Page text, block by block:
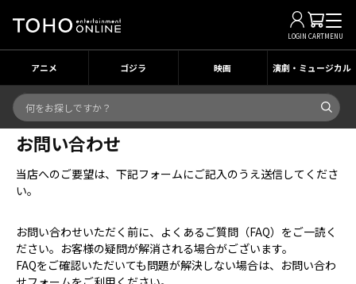
LOGIN CARTMENU
アニメ ゴジラ 映画 演劇・ミュージカル
お問い合わせ
当店へのご要望は、下記フォームにご記入のうえ送信してくださ
い。
お問い合わせいただく前に、よくあるご質問（FAQ）をご一読く
ださい。お客様の疑問が解消される場合がございます。
FAQをご確認いただいても問題が解決しない場合は、お問い合わ